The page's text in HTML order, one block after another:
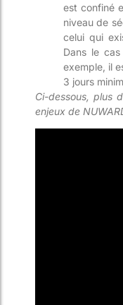
est confiné
niveau de
celui qui
Dans le
exemple, il
3 jours
Ci-dessous, plus
enjeux de